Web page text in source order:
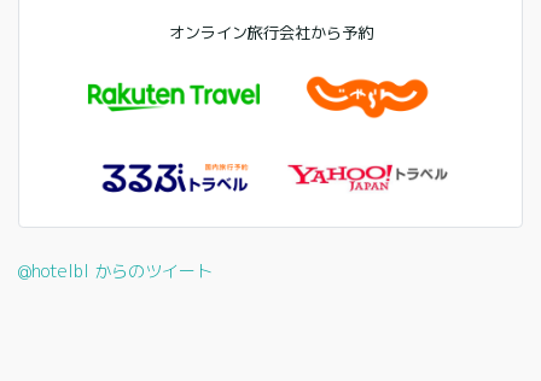
オンライン旅行会社から予約
@hotelbl からのツイート